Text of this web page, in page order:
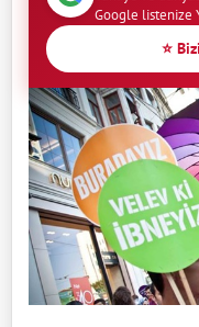
Google listenize
⭐